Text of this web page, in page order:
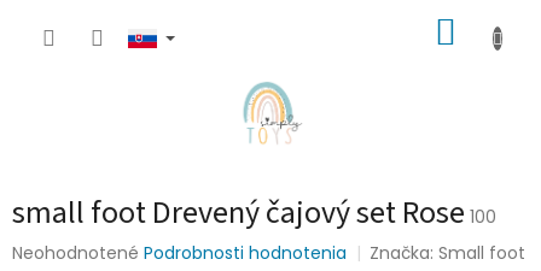
small foot Drevený čajový set Rose 100
Priemerné
Neohodnotené Podrobnosti hodnotenia Značka:Small foot